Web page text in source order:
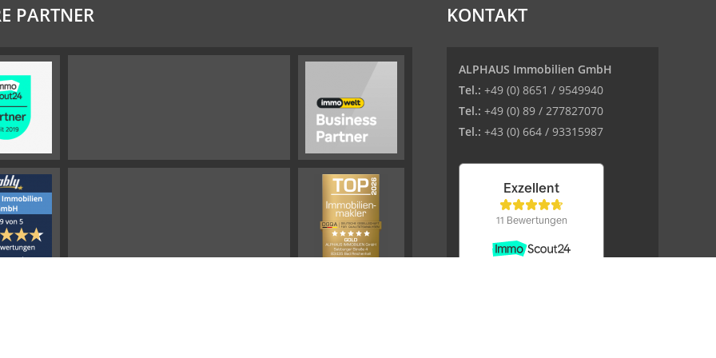
PARTNER KONTAKT
ALPHAUS Immobilien GmbH
Tel.: +49 (0) 8651 / 9549940
Tel.: +49 (0) 89 / 277827070
Tel.: +43 (0) 664 / 93315987